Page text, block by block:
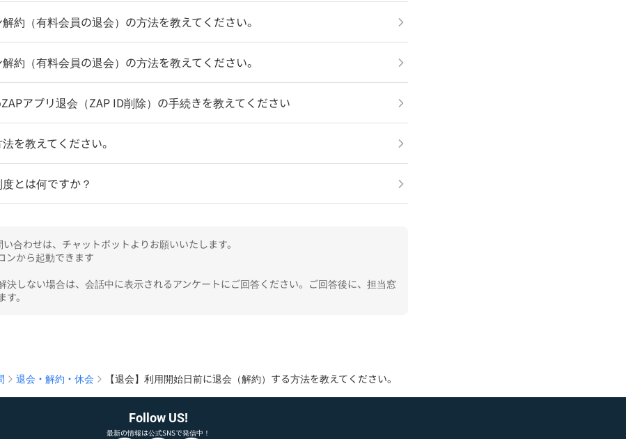
解約（有料会員の退会）の方法を教えてください。
解約（有料会員の退会）の方法を教えてください。
アプリ退会（ZAP ID削除）の手続きを教えてください
を教えてください。
度とは何ですか？
合わせは、チャットボットよりお願いいたします。
ンから起動できます
決しない場合は、会話中に表示されるアンケートにご回答ください。ご回答後に、担当窓
。
退会・解約・休会 【退会】利用開始日前に退会（解約）する方法を教えてください。
Follow US!
最新の情報は公式SNSで発信中！